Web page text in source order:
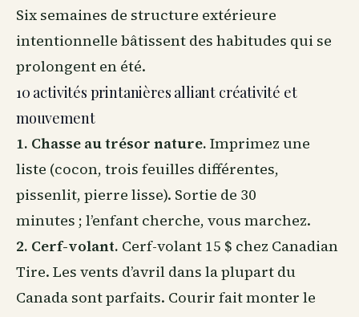
Six semaines de structure extérieure
intentionnelle bâtissent des habitudes qui se
prolongent en été.
10 activités printanières alliant créativité et
mouvement
1. Chasse au trésor nature. Imprimez une
liste (cocon, trois feuilles différentes,
pissenlit, pierre lisse). Sortie de 30
minutes ; l’enfant cherche, vous marchez.
2. Cerf-volant. Cerf-volant 15 $ chez Canadian
Tire. Les vents d’avril dans la plupart du
Canada sont parfaits. Courir fait monter le